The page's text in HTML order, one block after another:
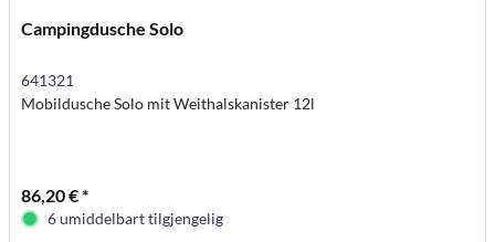
Campingdusche Solo
641321
Mobildusche Solo mit Weithalskanister 12l
86,20 € *
6 umiddelbart tilgjengelig